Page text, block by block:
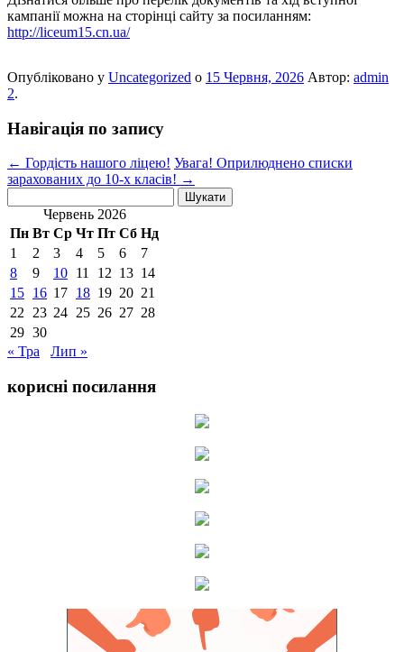
кампанії можна на сторінці сайту за посиланням:
http://liceum15.cn.ua/
Опубліковано у Uncategorized о 15 Червня, 2026 Автор: admin
2.
Навігація по запису
← Гордість нашого ліцею! Увага! Оприлюднено списки
зарахованих до 10-х класів! →
Червень 2026
Пн Вт Ср Чт Пт Сб Нд
1
2 3 4 5 6
7
8
9 10 11 12 13 14
15 16 17 18 19 20 21
22
23 24 25 26 27 28
29 30
« Тра
Лип »
корисні посилання